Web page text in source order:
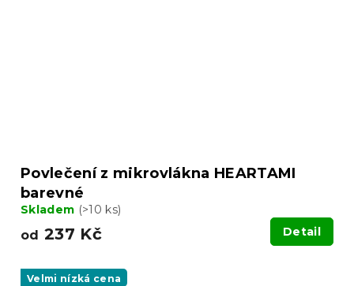
Povlečení z mikrovlákna HEARTAMI
barevné
Skladem (>10 ks)
od 237 Kč Detail
Velmi nízká cena